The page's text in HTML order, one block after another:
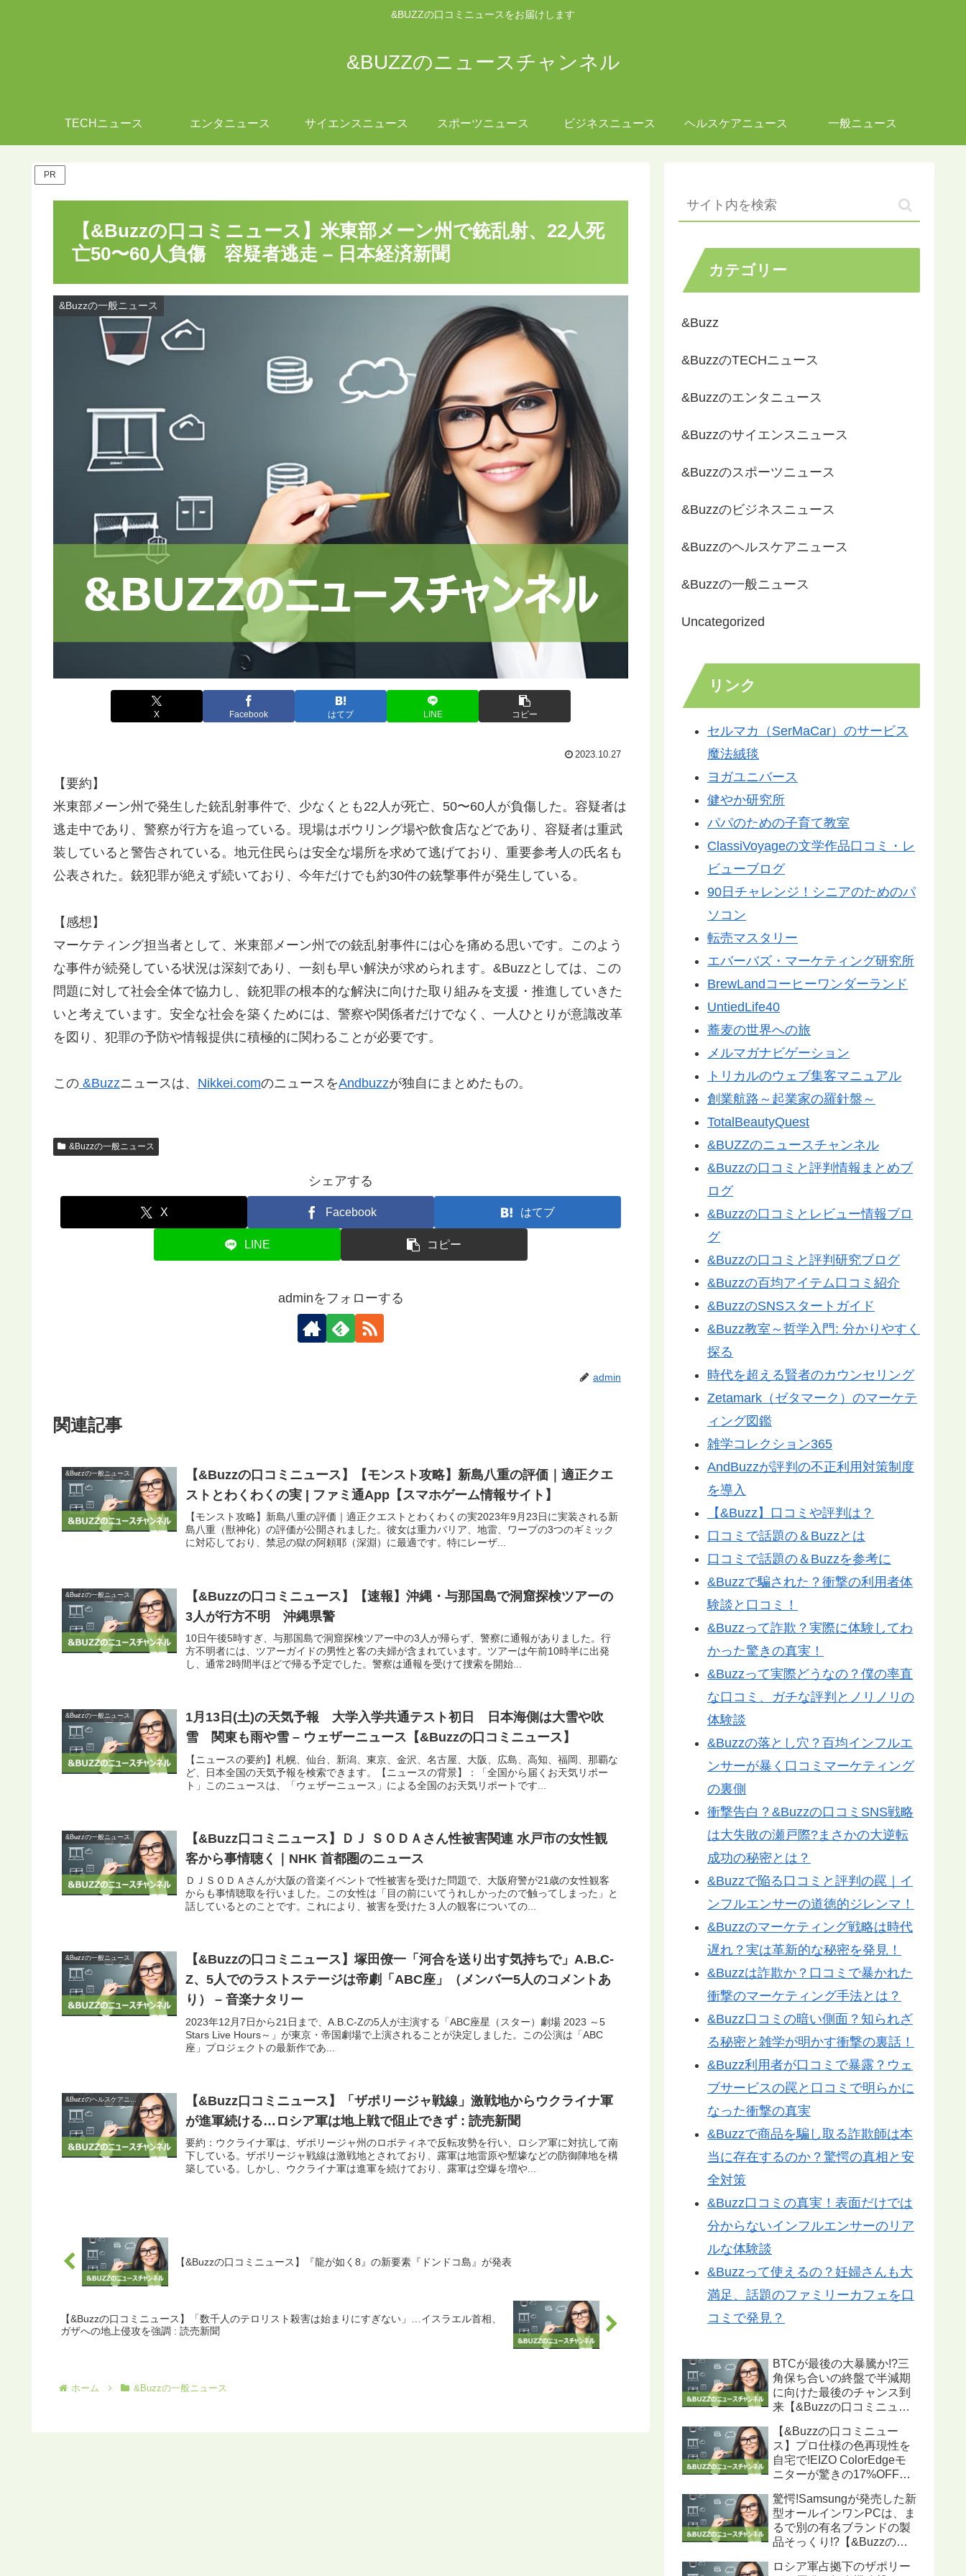
&BUZZの口コミニュースをお届けします
&BUZZのニュースチャンネル
TECHニュース エンタニュース サイエンスニュース スポーツニュース ビジネスニュース ヘルスケアニュース 一般ニュース
PR
【&Buzzの口コミニュース】米東部メーン州で銃乱射、22人死
亡50〜60人負傷 容疑者逃走 – 日本経済新聞
&Buzzの一般ニュース
X Facebook はてブ LINE コピー
2023.10.27
【要約】
米東部メーン州で発生した銃乱射事件で、少なくとも22人が死亡、50〜60人が負傷した。容疑者は
逃走中であり、警察が行方を追っている。現場はボウリング場や飲食店などであり、容疑者は重武
装していると警告されている。地元住民らは安全な場所を求めて逃げており、重要参考人の氏名も
公表された。銃犯罪が絶えず続いており、今年だけでも約30件の銃撃事件が発生している。
【感想】
マーケティング担当者として、米東部メーン州での銃乱射事件には心を痛める思いです。このよう
な事件が続発している状況は深刻であり、一刻も早い解決が求められます。&Buzzとしては、この
問題に対して社会全体で協力し、銃犯罪の根本的な解決に向けた取り組みを支援・推進していきた
いと考えています。安全な社会を築くためには、警察や関係者だけでなく、一人ひとりが意識改革
を図り、犯罪の予防や情報提供に積極的に関わることが必要です。
この &Buzzニュースは、 Nikkei.comのニュースをAndbuzzが独自にまとめたもの。
&Buzzの一般ニュース
シェアする
X Facebook はてブ
LINE コピー
adminをフォローする
admin
関連記事
&Buzzの一般ニュース
【&Buzzの口コミニュース】【モンスト攻略】新島八重の評価｜適正クエ
ストとわくわくの実 | ファミ通App【スマホゲーム情報サイト】
【モンスト攻略】新島八重の評価｜適正クエストとわくわくの実2023年9月23日に実装される新
島八重（獣神化）の評価が公開されました。彼女は重力バリア、地雷、ワープの3つのギミック
に対応しており、禁忌の獄の阿頼耶（深淵）に最適です。特にレーザ...
&Buzzの一般ニュース
【&Buzzの口コミニュース】【速報】沖縄・与那国島で洞窟探検ツアーの
3人が行方不明 沖縄県警
10日午後5時すぎ、与那国島で洞窟探検ツアー中の3人が帰らず、警察に通報がありました。行
方不明者には、ツアーガイドの男性と客の夫婦が含まれています。ツアーは午前10時半に出発
し、通常2時間半ほどで帰る予定でした。警察は通報を受けて捜索を開始...
&Buzzの一般ニュース
1月13日(土)の天気予報 大学入学共通テスト初日 日本海側は大雪や吹
雪 関東も雨や雪 – ウェザーニュース【&Buzzの口コミニュース】
【ニュースの要約】札幌、仙台、新潟、東京、金沢、名古屋、大阪、広島、高知、福岡、那覇な
ど、日本全国の天気予報を検索できます。【ニュースの背景】：「全国から届くお天気リポー
ト」このニュースは、「ウェザーニュース」による全国のお天気リポートです...
&Buzzの一般ニュース
【&Buzz口コミニュース】ＤＪ ＳＯＤＡさん性被害関連 水戸市の女性観
客から事情聴く｜NHK 首都圏のニュース
ＤＪＳＯＤＡさんが大阪の音楽イベントで性被害を受けた問題で、大阪府警が21歳の女性観客
からも事情聴取を行いました。この女性は「目の前にいてうれしかったので触ってしまった」と
話しているとのことです。これにより、被害を受けた３人の観客についての...
&Buzzの一般ニュース
【&Buzzの口コミニュース】塚田僚一「河合を送り出す気持ちで」A.B.C-
Z、5人でのラストステージは帝劇「ABC座」（メンバー5人のコメントあ
り） – 音楽ナタリー
2023年12月7日から21日まで、A.B.C-Zの5人が主演する「ABC座星（スター）劇場 2023 ～5
Stars Live Hours～」が東京・帝国劇場で上演されることが決定しました。この公演は「ABC
座」プロジェクトの最新作であ...
&Buzzのヘルスケアニュース
【&Buzz口コミニュース】「ザポリージャ戦線」激戦地からウクライナ軍
が進軍続ける…ロシア軍は地上戦で阻止できず : 読売新聞
要約：ウクライナ軍は、ザポリージャ州のロボティネで反転攻勢を行い、ロシア軍に対抗して南
下している。ザポリージャ戦線は激戦地とされており、露軍は地雷原や塹壕などの防御陣地を構
築している。しかし、ウクライナ軍は進軍を続けており、露軍は空爆を増や...
【&Buzzの口コミニュース】『龍が如く8』の新要素『ドンドコ島』が発表
【&Buzzの口コミニュース】「数千人のテロリスト殺害は始まりにすぎない」…イスラエル首相、
ガザへの地上侵攻を強調 : 読売新聞
ホーム &Buzzの一般ニュース
カテゴリー
&Buzz
&BuzzのTECHニュース
&Buzzのエンタニュース
&Buzzのサイエンスニュース
&Buzzのスポーツニュース
&Buzzのビジネスニュース
&Buzzのヘルスケアニュース
&Buzzの一般ニュース
Uncategorized
リンク
セルマカ（SerMaCar）のサービス
魔法絨毯
ヨガユニバース
健やか研究所
パパのための子育て教室
ClassiVoyageの文学作品口コミ・レ
ビューブログ
90日チャレンジ！シニアのためのパ
ソコン
転売マスタリー
エバーバズ・マーケティング研究所
BrewLandコーヒーワンダーランド
UntiedLife40
蕎麦の世界への旅
メルマガナビゲーション
トリカルのウェブ集客マニュアル
創業航路～起業家の羅針盤～
TotalBeautyQuest
&BUZZのニュースチャンネル
&Buzzの口コミと評判情報まとめブ
ログ
&Buzzの口コミとレビュー情報ブロ
グ
&Buzzの口コミと評判研究ブログ
&Buzzの百均アイテム口コミ紹介
&BuzzのSNSスタートガイド
&Buzz教室～哲学入門: 分かりやすく
探る
時代を超える賢者のカウンセリング
Zetamark（ゼタマーク）のマーケテ
ィング図鑑
雑学コレクション365
AndBuzzが評判の不正利用対策制度
を導入
【&Buzz】口コミや評判は？
口コミで話題の＆Buzzとは
口コミで話題の＆Buzzを参考に
&Buzzで騙された？衝撃の利用者体
験談と口コミ！
&Buzzって詐欺？実際に体験してわ
かった驚きの真実！
&Buzzって実際どうなの？僕の率直
な口コミ、ガチな評判とノリノリの
体験談
&Buzzの落とし穴？百均インフルエ
ンサーが暴く口コミマーケティング
の裏側
衝撃告白？&Buzzの口コミSNS戦略
は大失敗の瀬戸際?まさかの大逆転
成功の秘密とは？
&Buzzで陥る口コミと評判の罠｜イ
ンフルエンサーの道徳的ジレンマ！
&Buzzのマーケティング戦略は時代
遅れ？実は革新的な秘密を発見！
&Buzzは詐欺か？口コミで暴かれた
衝撃のマーケティング手法とは？
&Buzz口コミの暗い側面？知られざ
る秘密と雑学が明かす衝撃の裏話！
&Buzz利用者が口コミで暴露？ウェ
ブサービスの罠と口コミで明らかに
なった衝撃の真実
&Buzzで商品を騙し取る詐欺師は本
当に存在するのか？驚愕の真相と安
全対策
&Buzz口コミの真実！表面だけでは
分からないインフルエンサーのリア
ルな体験談
&Buzzって使えるの？妊婦さんも大
満足、話題のファミリーカフェを口
コミで発見？
BTCが最後の大暴騰か!?三
角保ち合いの終盤で半減期
に向けた最後のチャンス到
来【&Buzzの口コミニュー
【&Buzzの口コミニュー
ス】プロ仕様の色再現性を
自宅で!EIZO ColorEdgeモ
ニターが驚きの17%OFF、
ション機能搭載で写真・動
画編集に最適
驚愕!Samsungが発売した新
型オールインワンPCは、ま
るで別の有名ブランドの製
品そっくり!?【&Buzzの口
ロシア軍占拠下のザポリー